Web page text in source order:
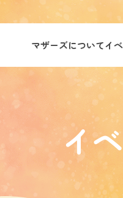
マザーズについてイ
イ